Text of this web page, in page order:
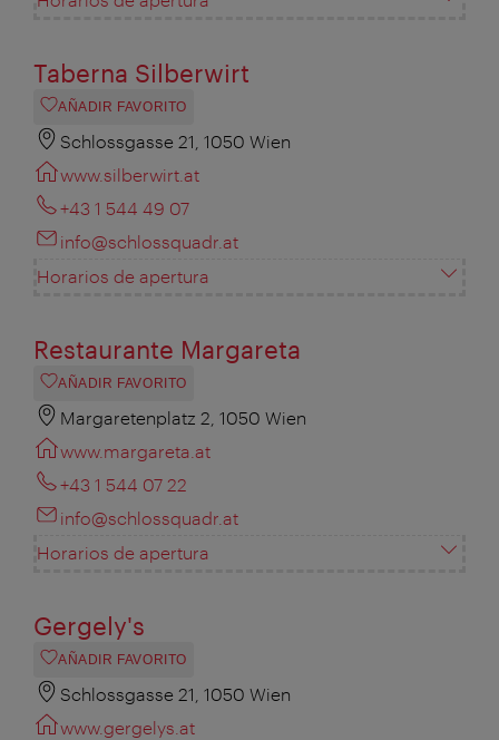
Taberna Silberwirt
AÑADIR FAVORITO
Schlossgasse 21, 1050 Wien
www.silberwirt.at
+43 1 544 49 07
info@schlossquadr.at
Horarios de apertura
Restaurante Margareta
AÑADIR FAVORITO
Margaretenplatz 2, 1050 Wien
www.margareta.at
+43 1 544 07 22
info@schlossquadr.at
Horarios de apertura
Gergely's
AÑADIR FAVORITO
Schlossgasse 21, 1050 Wien
www.gergelys.at